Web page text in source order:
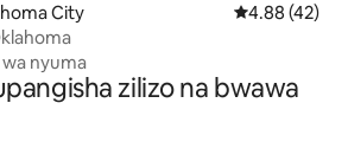
City Ukadiriaji wa
4.88 (42)
wa nyuma
zilizo na bwawa